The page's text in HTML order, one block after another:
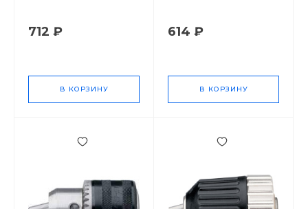
712 ₽
В КОРЗИНУ
614 ₽
В КОРЗИНУ